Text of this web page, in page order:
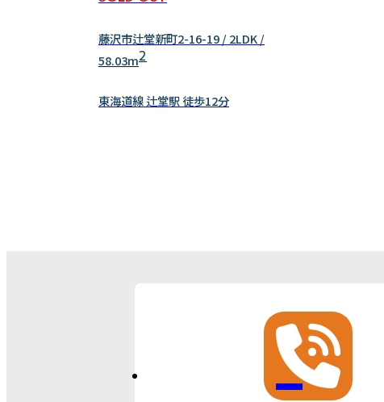
藤沢市辻堂新町2-16-19 / 2LDK /
58.03m2
東海道線 辻堂駅 徒歩12分